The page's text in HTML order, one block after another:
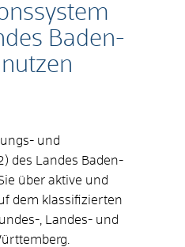
Baden-
und
des Landes Baden-
über aktive und
dem klassifizierten
, Landes- und